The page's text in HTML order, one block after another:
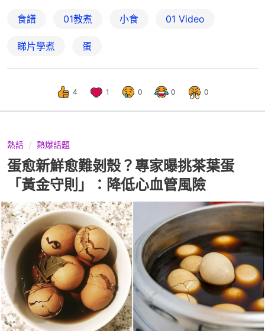
食譜 01教煮 小食 01 Video
睇片學煮 蛋
4 1 0 0 0
熱話 熱爆話題
蛋愈新鮮愈難剝殼？專家曝挑茶葉蛋
「黃金守則」：降低心血管風險